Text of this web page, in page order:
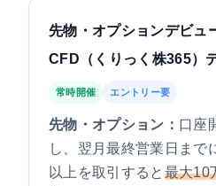
先物・オプションデビュ
CFD（くりっく株365）
常時開催 エントリー要
先物・オプション： 口座
し、翌月最終営業日まで
以上を取引すると 最大10